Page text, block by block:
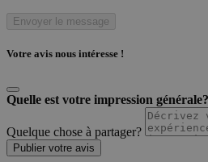
Envoyer le message
Votre avis nous intéresse !
Quelle est votre impression générale?
Quelque chose à partager?
Publier votre avis